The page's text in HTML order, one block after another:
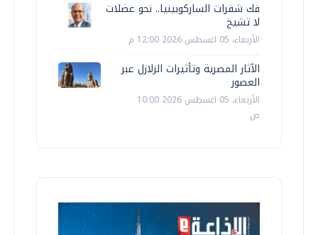
فك شفرات الساركوبينيا.. نحو عضلات
لا تشيخ
الأربعاء، 05 اغسطس 2026 12:00 م
الآثار المصرية وتأثيرات الزلازل عبر
العصور
الأربعاء، 05 اغسطس 2026 10:00
ص